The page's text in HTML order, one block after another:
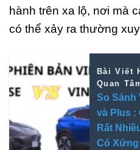
hành trên xa lộ, nơi mà
có thể xảy ra thường
Bài Viết
Quan
So Sánh
và Plus :
Rất
Có